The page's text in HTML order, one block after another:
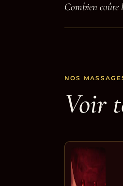
Combien coûte
NOS
Voir